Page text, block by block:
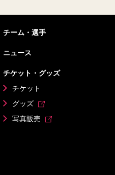
チーム・選手
ニュース
チケット・グッズ
チケット
グッズ
写真販売